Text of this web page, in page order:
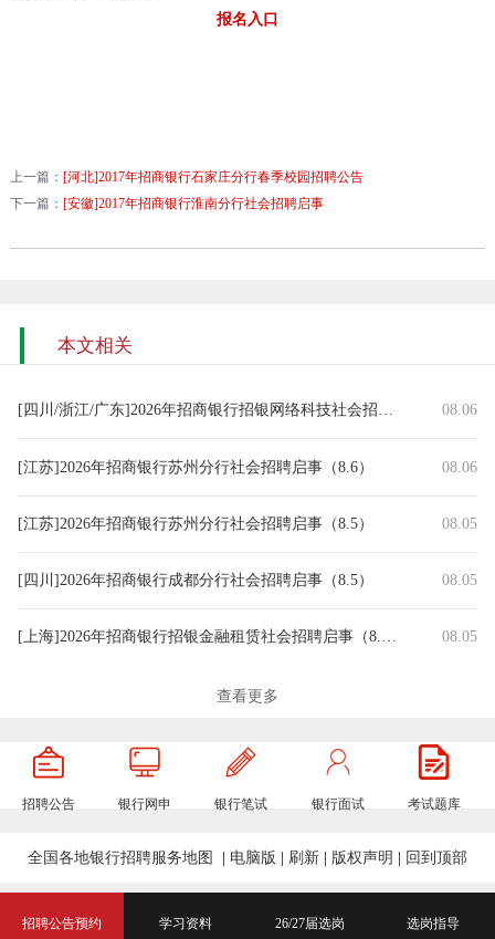
报名入口
上一篇： [河北]2017年招商银行石家庄分行春季校园招聘公告
下一篇： [安徽]2017年招商银行淮南分行社会招聘启事
本文相关
[四川/浙江/广东]2026年招商银行招银网络科技社会招聘启事（8.6）
08.06
[江苏]2026年招商银行苏州分行社会招聘启事（8.6） 08.06
[江苏]2026年招商银行苏州分行社会招聘启事（8.5） 08.05
[四川]2026年招商银行成都分行社会招聘启事（8.5） 08.05
[上海]2026年招商银行招银金融租赁社会招聘启事（8.5） 08.05
[福建]2026年招商银行福州分行社会招聘启事（8.5）
[内蒙古]2026年招商银行呼和浩特分行实习生招聘公告（8.5） 08.05
[广东]2026年招商银行东莞分行实习生招聘公告（8.5） 08.05
[北京]2026年招商银行北京分行社会招聘启事（8.4） 08.04
[广东]2026年招商银行总行信息技术部社会招聘启事（7.31） 07.31
查看更多
招聘公告 银行网申 银行笔试 银行面试 考试题库
招聘公告预约 学习资料 26/27届选岗 选岗指导
全国各地银行招聘服务地图 电脑版 刷新 版权声明 回到顶部